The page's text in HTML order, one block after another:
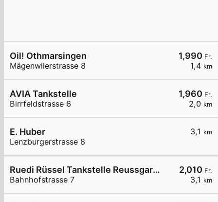
1,990 Fr.
1,4 km
Oil! Othmarsingen
Mägenwilerstrasse 8
1,960 Fr.
2,0 km
AVIA Tankstelle
Birrfeldstrasse 6
3,1 km
E. Huber
Lenzburgerstrasse 8
2,010 Fr.
3,1 km
Ruedi Rüssel Tankstelle Reussgarage Michael Haas
Bahnhofstrasse 7